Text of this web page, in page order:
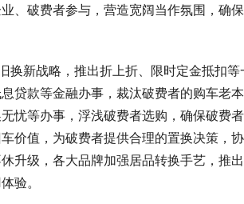
、破费者参与，营造宽阔当作氛围，确
新战略，推出折上折、限时定金抵扣等
贷款等金融办事，裁汰破费者的购车老
忧等办事，浮浅破费者选购，确保破费
价值，为破费者提供合理的置换决策，
升级，各大品牌加强居品转换手艺，推出
验。